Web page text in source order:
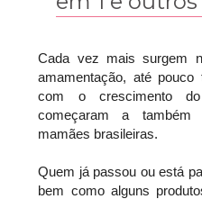
Cada vez mais surgem
amamentação, até
com o crescimento
começaram a
mamães brasileiras.
Quem já passou ou está
bem como alguns